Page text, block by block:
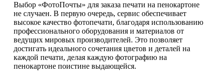
Выбор «ФотоПочты» для заказа печати на пенокартоне
не случаен. В первую очередь, сервис обеспечивает
высокое качество фотопечати, благодаря использованию
профессионального оборудования и материалов от
ведущих мировых производителей. Это позволяет
достигать идеального сочетания цветов и деталей на
каждой печати, делая каждую фотографию на
пенокартоне поистине выдающейся.